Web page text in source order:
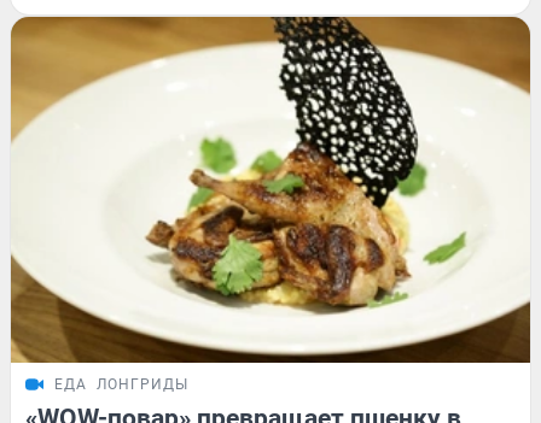
ЕДА ЛОНГРИДЫ